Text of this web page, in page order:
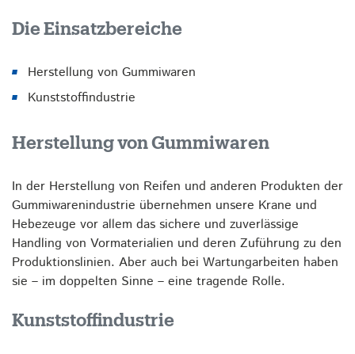
Die Einsatzbereiche
Herstellung von Gummiwaren
Kunststoffindustrie
Herstellung von Gummiwaren
In der Herstellung von Reifen und anderen Produkten der
Gummiwarenindustrie übernehmen unsere Krane und
Hebezeuge vor allem das sichere und zuverlässige
Handling von Vormaterialien und deren Zuführung zu den
Produktionslinien. Aber auch bei Wartungarbeiten haben
sie – im doppelten Sinne – eine tragende Rolle.
Kunststoffindustrie